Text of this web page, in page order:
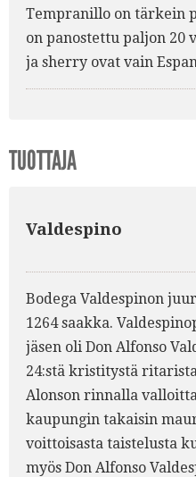
Tempranillo on tärkein
on panostettu paljon 20
ja sherry ovat vain
TUOTTAJA
Valdespino
Bodega Valdespinon
1264 saakka.
jäsen oli Don Alfonso
24:stä kristitystä
Alonson rinnalla
kaupungin takaisin
voittoisasta taistelusta
myös Don Alfonso